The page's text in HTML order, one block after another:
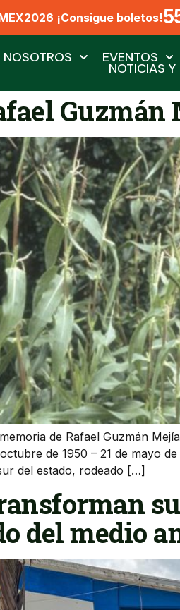
¡Consigue boletos!
NOSOTROS EVENTOS
NOTICIAS Y
Guzmán
de Rafael Guzmán
de 1950 – 21 de mayo
del estado, rodeado […]
del medio